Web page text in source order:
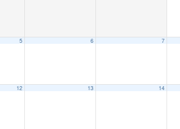
5 6 7
12 13 14